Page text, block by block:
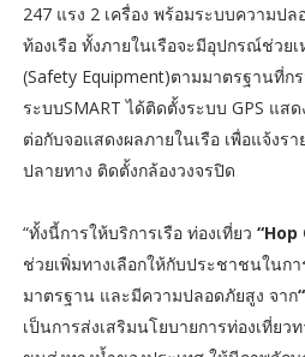
247 แรง 2 เครื่อง พร้อมระบบความป
ท้องเรือ ทั้งภายในเรือจะมีอุปกรณ์ช่วย
(Safety Equipment)ตามมาตรฐานที่ก
ระบบSMART ได้ติดตั้งระบบ GPS แส
ต่อกับจอแสดงผลภายในเรือ เพื่อแจ้งร
ปลายทาง ติดตั้งกล้องวงจรปิด
“ทั้งนี้การให้บริการเรือ ท่องเที่ยว “Hop
ช่วยเพิ่มทางเลือกให้กับประชาชนในก
มาตรฐาน และมีความปลอดภัยสูง จาก
เป็นการส่งเสริมนโยบายการท่องเที่ย